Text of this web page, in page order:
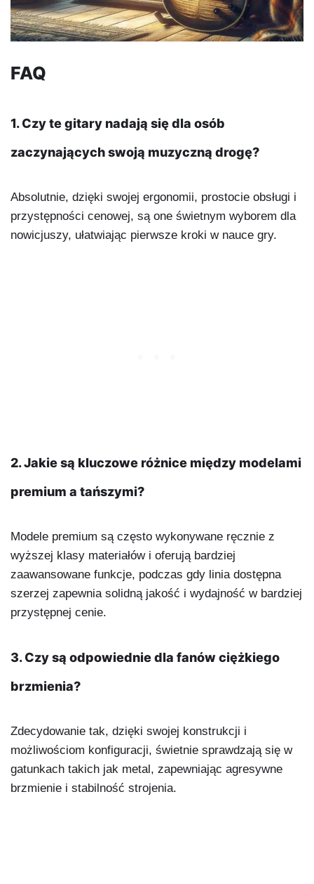
FAQ
1. Czy te gitary nadają się dla osób
zaczynających swoją muzyczną drogę?
Absolutnie, dzięki swojej ergonomii, prostocie obsługi i
przystępności cenowej, są one świetnym wyborem dla
nowicjuszy, ułatwiając pierwsze kroki w nauce gry.
2. Jakie są kluczowe różnice między modelami
premium a tańszymi?
Modele premium są często wykonywane ręcznie z
wyższej klasy materiałów i oferują bardziej
zaawansowane funkcje, podczas gdy linia dostępna
szerzej zapewnia solidną jakość i wydajność w bardziej
przystępnej cenie.
3. Czy są odpowiednie dla fanów ciężkiego
brzmienia?
Zdecydowanie tak, dzięki swojej konstrukcji i
możliwościom konfiguracji, świetnie sprawdzają się w
gatunkach takich jak metal, zapewniając agresywne
brzmienie i stabilność strojenia.